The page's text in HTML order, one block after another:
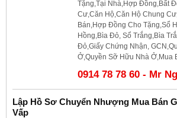
Tặng,Tại Nhà,Hợp Đồng,Bất
Cư,Căn Hộ,Căn Hộ Chung
Bán,Hợp Đồng Cho Tặng,Sổ
Hồng,Bìa Đỏ, Sổ Trắng,Bìa
Đỏ,Giấy Chứng Nhận,
Ở,Quyền Sỡ Hữu Nhà Ở,Mua
0914 78 78 60 - Mr
Lập Hồ Sơ Chuyển Nhượng Mua Bán
Vấp